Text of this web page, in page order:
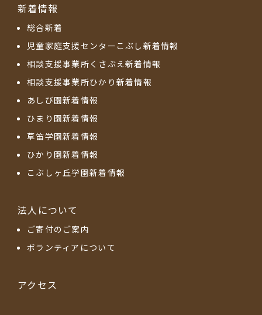
新着情報
総合新着
児童家庭支援センターこぶし新着情報
相談支援事業所くさぶえ新着情報
相談支援事業所ひかり新着情報
あしび園新着情報
ひまり園新着情報
草笛学園新着情報
ひかり園新着情報
こぶしヶ丘学園新着情報
法人について
ご寄付のご案内
ボランティアについて
アクセス